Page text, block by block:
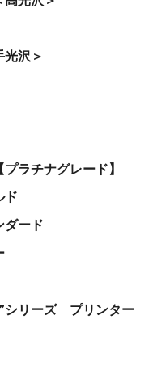
沢＞
ラチナグレード】
ド
ダード
シリーズ プリンター